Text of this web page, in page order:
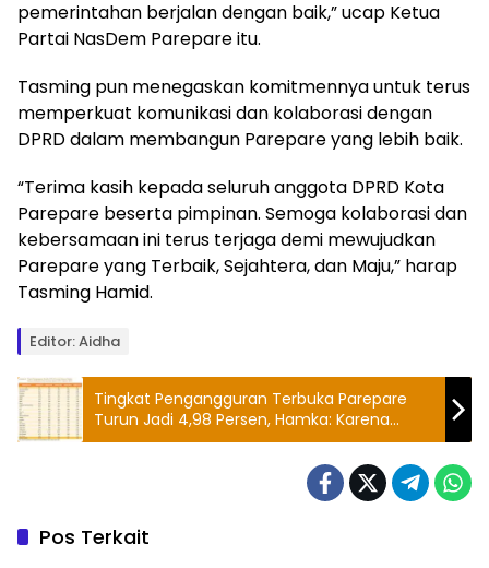
pemerintahan berjalan dengan baik,” ucap Ketua
Partai NasDem Parepare itu.
Tasming pun menegaskan komitmennya untuk terus
memperkuat komunikasi dan kolaborasi dengan
DPRD dalam membangun Parepare yang lebih baik.
“Terima kasih kepada seluruh anggota DPRD Kota
Parepare beserta pimpinan. Semoga kolaborasi dan
kebersamaan ini terus terjaga demi mewujudkan
Parepare yang Terbaik, Sejahtera, dan Maju,” harap
Tasming Hamid.
Editor: Aidha
Tingkat Pengangguran Terbuka Parepare
Turun Jadi 4,98 Persen, Hamka: Karena
Efektivitas Program Ekonomi Lokal
Pos Terkait